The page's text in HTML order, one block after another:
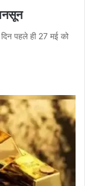
दिन पहले ही 27 मई को